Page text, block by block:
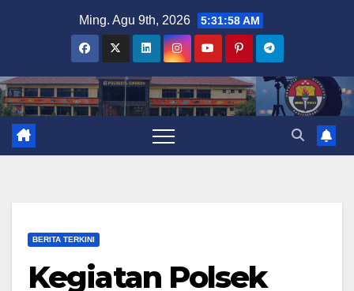
Ming. Agu 9th, 2026 5:31:59 AM
BERITA TERKINI
Kegiatan Polsek